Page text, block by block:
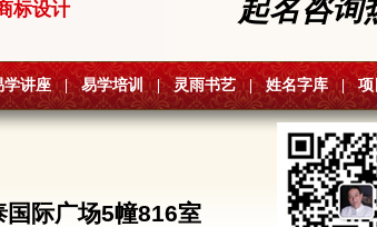
标设计 起名咨询
学讲座 | 易学培训 | 灵雨书艺 | 姓名字库 | 项
际广场5幢816室